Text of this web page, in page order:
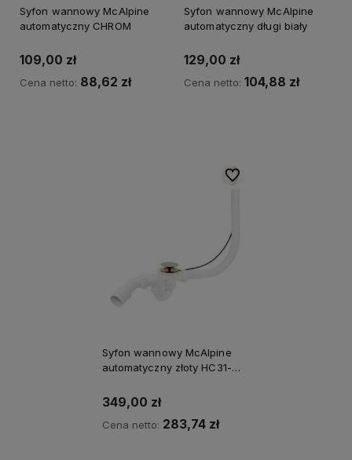
Syfon wannowy McAlpine
automatyczny CHROM
109,00 zł
Cena netto: 88,62 zł
Syfon wannowy McAlpine
automatyczny długi biały
129,00 zł
Cena netto: 104,88 zł
Syfon wannowy McAlpine
automatyczny złoty HC31-
349,00 zł
Cena netto: 283,74 zł
Do ulubionych